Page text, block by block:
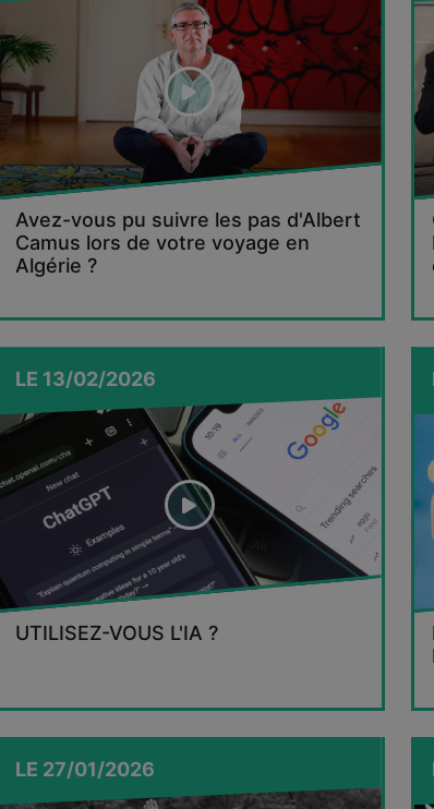
Avez-vous pu suivre les pas d'Albert
Camus lors de votre voyage en
Algérie ?
LE 13/02/2026
UTILISEZ-VOUS L'IA ?
LE 27/01/2026